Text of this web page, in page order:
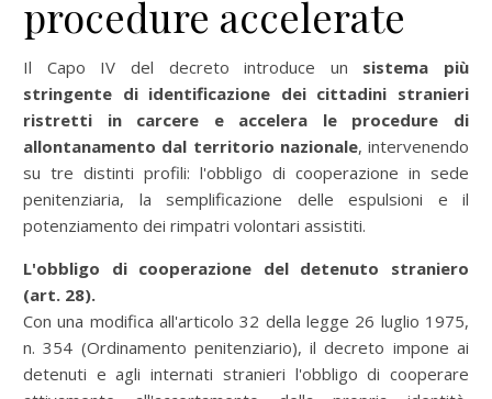
procedure accelerate
Il Capo IV del decreto introduce un sistema più
stringente di identificazione dei cittadini stranieri
ristretti in carcere e accelera le procedure di
allontanamento dal territorio nazionale, intervenendo
su tre distinti profili: l'obbligo di cooperazione in sede
penitenziaria, la semplificazione delle espulsioni e il
potenziamento dei rimpatri volontari assistiti.
L'obbligo di cooperazione del detenuto straniero
(art. 28).
Con una modifica all'articolo 32 della legge 26 luglio 1975,
n. 354 (Ordinamento penitenziario), il decreto impone ai
detenuti e agli internati stranieri l'obbligo di cooperare